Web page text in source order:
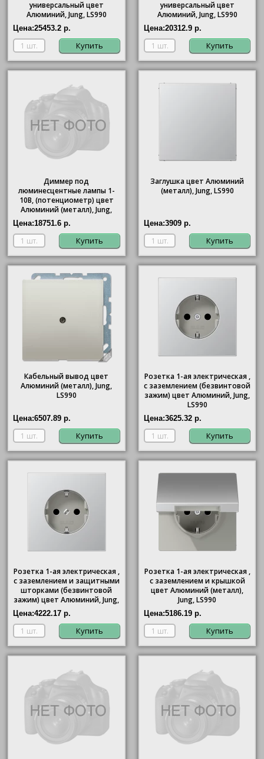
универсальный цвет
Алюминий, Jung, LS990
Цена:25453.2 р.
Купить
универсальный цвет
Алюминий, Jung, LS990
Цена:20312.9 р.
Купить
Диммер под
люминесцентные лампы 1-
10В, (потенциометр) цвет
Алюминий (металл), Jung,
LS990
Цена:18751.6 р.
Купить
Заглушка цвет Алюминий
(металл), Jung, LS990
Цена:3909 р.
Купить
Кабельный вывод цвет
Алюминий (металл), Jung,
LS990
Цена:6507.89 р.
Купить
Розетка 1-ая электрическая ,
с заземлением (безвинтовой
зажим) цвет Алюминий, Jung,
LS990
Цена:3625.32 р.
Купить
Розетка 1-ая электрическая ,
с заземлением и защитными
шторками (безвинтовой
зажим) цвет Алюминий, Jung,
LS990
Цена:4222.17 р.
Купить
Розетка 1-ая электрическая ,
с заземлением и крышкой
цвет Алюминий (металл),
Jung, LS990
Цена:5186.19 р.
Купить